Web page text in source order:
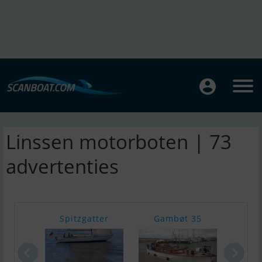
Linssen motorboten | 73
advertenties
Spitzgatter Gambøt 35